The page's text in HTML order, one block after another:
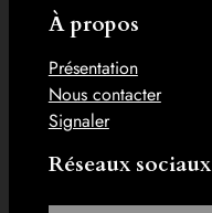
À propos
Présentation
Nous contacter
Signaler
Réseaux sociaux